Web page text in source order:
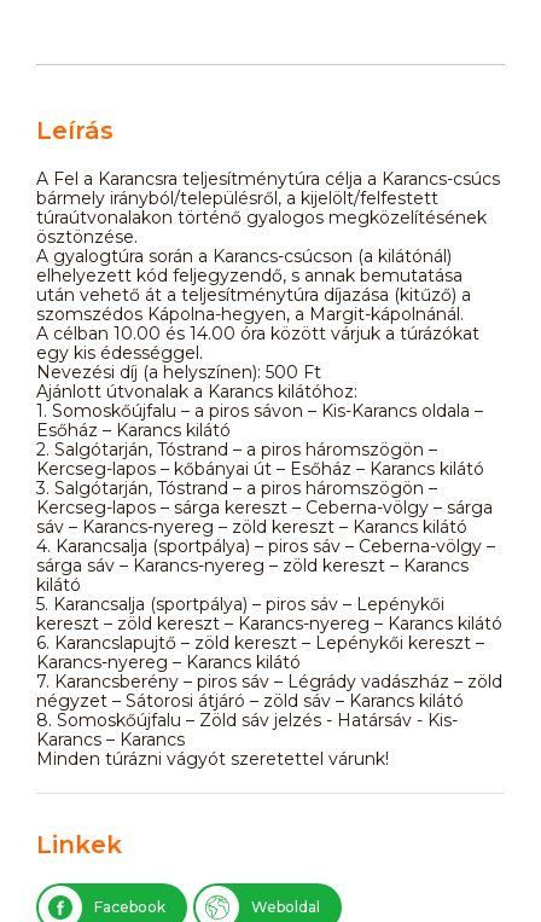
Leírás
A Fel a Karancsra teljesítménytúra célja a Karancs-csúcs
bármely irányból/településről, a kijelölt/felfestett
túraútvonalakon történő gyalogos megközelítésének
ösztönzése.
A gyalogtúra során a Karancs-csúcson (a kilátónál)
elhelyezett kód feljegyzendő, s annak bemutatása
után vehető át a teljesítménytúra díjazása (kitűző) a
szomszédos Kápolna-hegyen, a Margit-kápolnánál.
A célban 10.00 és 14.00 óra között várjuk a túrázókat
egy kis édességgel.
Nevezési díj (a helyszínen): 500 Ft
Ajánlott útvonalak a Karancs kilátóhoz:
1. Somoskőújfalu – a piros sávon – Kis-Karancs oldala –
Esőház – Karancs kilátó
2. Salgótarján, Tóstrand – a piros háromszögön –
Kercseg-lapos – kőbányai út – Esőház – Karancs kilátó
3. Salgótarján, Tóstrand – a piros háromszögön –
Kercseg-lapos – sárga kereszt – Ceberna-völgy – sárga
sáv – Karancs-nyereg – zöld kereszt – Karancs kilátó
4. Karancsalja (sportpálya) – piros sáv – Ceberna-völgy –
sárga sáv – Karancs-nyereg – zöld kereszt – Karancs
kilátó
5. Karancsalja (sportpálya) – piros sáv – Lepénykői
kereszt – zöld kereszt – Karancs-nyereg – Karancs kilátó
6. Karancslapujtő – zöld kereszt – Lepénykői kereszt –
Karancs-nyereg – Karancs kilátó
7. Karancsberény – piros sáv – Légrády vadászház – zöld
négyzet – Sátorosi átjáró – zöld sáv – Karancs kilátó
8. Somoskőújfalu – Zöld sáv jelzés - Határsáv - Kis-
Karancs – Karancs
Minden túrázni vágyót szeretettel várunk!
Linkek
Facebook Weboldal